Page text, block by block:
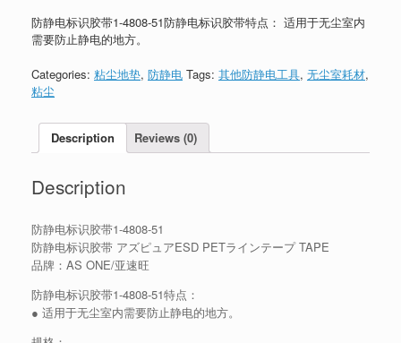
防静电标识胶带1-4808-51防静电标识胶带特点： 适用于无尘室内
需要防止静电的地方。
Categories: 粘尘地垫, 防静电 Tags: 其他防静电工具, 无尘室耗材,
粘尘
Description Reviews (0)
Description
防静电标识胶带1-4808-51
防静电标识胶带 アズピュアESD PETラインテープ TAPE
品牌：AS ONE/亚速旺
防静电标识胶带1-4808-51特点：
● 适用于无尘室内需要防止静电的地方。